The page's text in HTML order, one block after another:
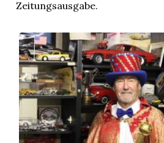
Zeitungsausgabe.
...